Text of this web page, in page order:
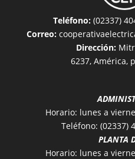
Teléfono: (02337)
Correo:
Dirección:
6237, América,
Horario: lunes a
Teléfono: (02337)
PLANTA
Horario: lunes a